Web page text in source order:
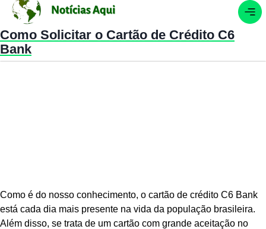
Como Solicitar o Cartão de Crédito C6
Bank
Como é do nosso conhecimento, o cartão de crédito C6 Bank
está cada dia mais presente na vida da população brasileira.
Além disso, se trata de um cartão com grande aceitação no